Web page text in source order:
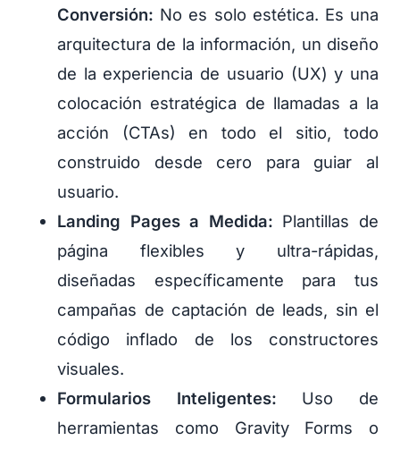
Conversión: No es solo estética. Es una
arquitectura de la información, un diseño
de la experiencia de usuario (UX) y una
colocación estratégica de llamadas a la
acción (CTAs) en todo el sitio, todo
construido desde cero para guiar al
usuario.
Landing Pages a Medida: Plantillas de
página flexibles y ultra-rápidas,
diseñadas específicamente para tus
campañas de captación de leads, sin el
código inflado de los constructores
visuales.
Formularios Inteligentes: Uso de
herramientas como Gravity Forms o